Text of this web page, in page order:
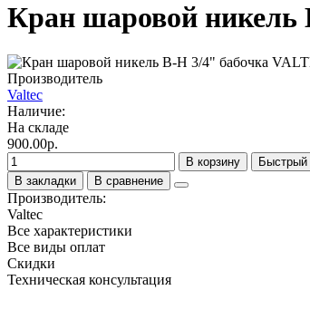
Кран шаровой
Производитель
Valtec
Наличие:
На складе
900.00р.
В корзину
Быстрый
В закладки
В сравнение
Производитель:
Valtec
Все характеристики
Все виды оплат
Скидки
Техническая консультация